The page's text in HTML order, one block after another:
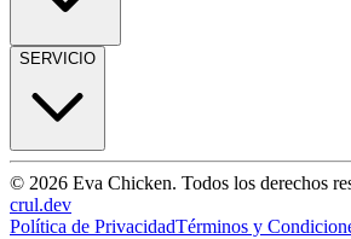
SERVICIO
© 2026 Eva Chicken. Todos los derechos
crul.dev
Política de PrivacidadTérminos y